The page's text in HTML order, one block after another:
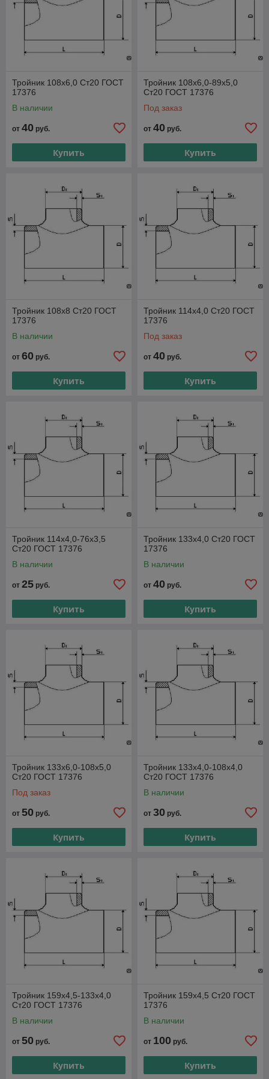
Тройник 108х6,0 Ст20 ГОСТ
17376
В наличии
от 40 руб.
Купить
Тройник 108х6,0-89х5,0
Ст20 ГОСТ 17376
Под заказ
от 40 руб.
Купить
Тройник 108х8 Ст20 ГОСТ
17376
В наличии
от 60 руб.
Купить
Тройник 114х4,0 Ст20 ГОСТ
17376
Под заказ
от 40 руб.
Купить
Тройник 114х4,0-76х3,5
Ст20 ГОСТ 17376
В наличии
от 25 руб.
Купить
Тройник 133х4,0 Ст20 ГОСТ
17376
В наличии
от 40 руб.
Купить
Тройник 133х6,0-108х5,0
Ст20 ГОСТ 17376
Под заказ
от 50 руб.
Купить
Тройник 133х4,0-108х4,0
Ст20 ГОСТ 17376
В наличии
от 30 руб.
Купить
Тройник 159x4,5-133x4,0
Ст20 ГОСТ 17376
В наличии
от 50 руб.
Купить
Тройник 159х4,5 Ст20 ГОСТ
17376
В наличии
от 100 руб.
Купить